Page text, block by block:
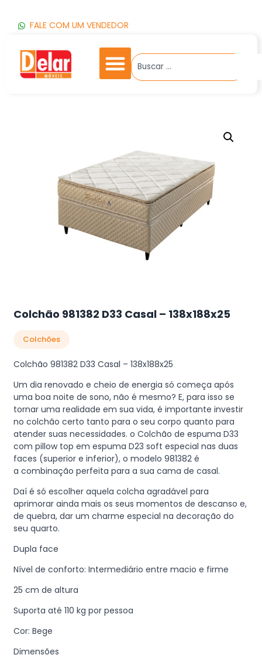
FALE COM UM VENDEDOR
Colchão 981382 D33 Casal – 138x188x25
Colchões
Colchão 981382 D33 Casal – 138x188x25
Um dia renovado e cheio de energia só começa após
uma boa noite de sono, não é mesmo? E, para isso se
tornar uma realidade em sua vida, é importante investir
no colchão certo tanto para o seu corpo quanto para
atender suas necessidades. o Colchão de espuma D33
com pillow top em espuma D23 soft especial nas duas
faces (superior e inferior), o modelo 981382 é
a combinação perfeita para a sua cama de casal.
Daí é só escolher aquela colcha agradável para
aprimorar ainda mais os seus momentos de descanso e,
de quebra, dar um charme especial na decoração do
seu quarto.
Dupla face
Nível de conforto: Intermediário entre macio e firme
25 cm de altura
Suporta até 110 kg por pessoa
Cor: Bege
Dimensões